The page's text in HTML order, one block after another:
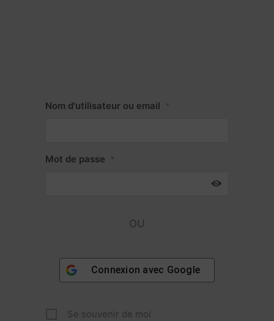
Nom d'utilisateur ou email
Mot de passe
OU
Connexion avec Google
Se souvenir de moi